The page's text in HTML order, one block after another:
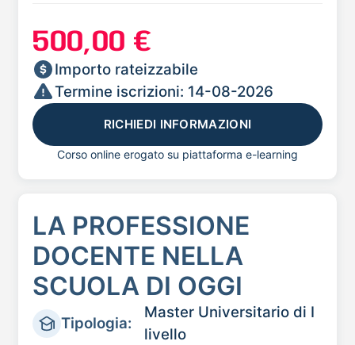
500,00 €
Importo rateizzabile
Termine iscrizioni: 14-08-2026
RICHIEDI INFORMAZIONI
Corso online erogato su piattaforma e-learning
LA PROFESSIONE
DOCENTE NELLA
SCUOLA DI OGGI
Tipologia:
Master Universitario di I
livello